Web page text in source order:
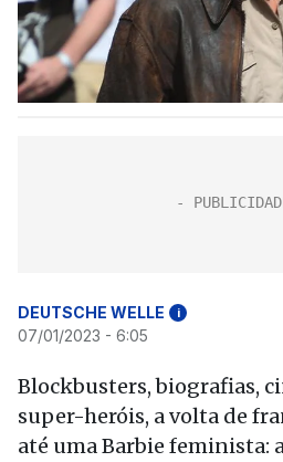
DEUTSCHE WELLE i
07/01/2023 - 6:05
Blockbusters, biografias,
super-heróis, a volta de
até uma Barbie feminista: